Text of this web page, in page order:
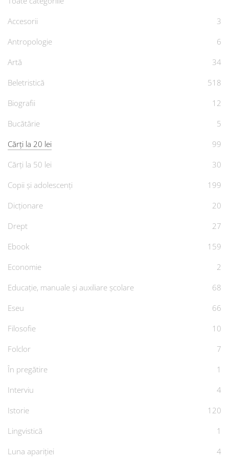
Accesorii
3
Antropologie
6
Artă
34
Beletristică
518
Biografii
12
Bucătărie
5
Cărți la 20 lei
99
Cărți la 50 lei
30
Copii și adolescenți
199
Dicționare
20
Drept
27
Ebook
159
Economie
2
Educație, manuale și auxiliare școlare
68
Eseu
66
Filosofie
10
Folclor
7
În pregătire
1
Interviu
4
Istorie
120
Lingvistică
1
Luna apariției
4